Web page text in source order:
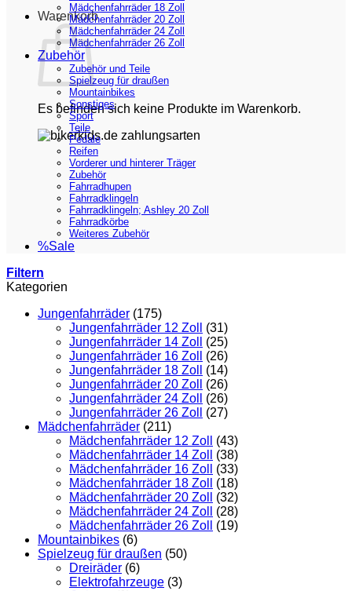
Warenkorb
Es befinden sich keine Produkte im Warenkorb.
Mädchenfahrräder 18 Zoll
Mädchenfahrräder 20 Zoll
Mädchenfahrräder 24 Zoll
Mädchenfahrräder 26 Zoll
Zubehör
Zubehör und Teile
Spielzeug für draußen
Mountainbikes
Sonstiges
Sport
Teile
Pedale
Reifen
Vorderer und hinterer Träger
Zubehör
Fahrradhupen
Fahrradklingeln
Fahrradklingeln; Ashley 20 Zoll
Fahrradkörbe
Weiteres Zubehör
%Sale
Filtern
Kategorien
Jungenfahrräder (175)
Jungenfahrräder 12 Zoll
(31)
Jungenfahrräder 14 Zoll
(25)
Jungenfahrräder 16 Zoll
(26)
Jungenfahrräder 18 Zoll
(14)
Jungenfahrräder 20 Zoll
(26)
Jungenfahrräder 24 Zoll
(26)
Jungenfahrräder 26 Zoll
(27)
Mädchenfahrräder (211)
Mädchenfahrräder 12 Zoll
(43)
Mädchenfahrräder 14 Zoll
(38)
Mädchenfahrräder 16 Zoll
(33)
Mädchenfahrräder 18 Zoll
(18)
Mädchenfahrräder 20 Zoll
(32)
Mädchenfahrräder 24 Zoll
(28)
Mädchenfahrräder 26 Zoll
(19)
Mountainbikes (6)
Spielzeug für draußen (50)
Dreiräder (6)
Elektrofahrzeuge (3)